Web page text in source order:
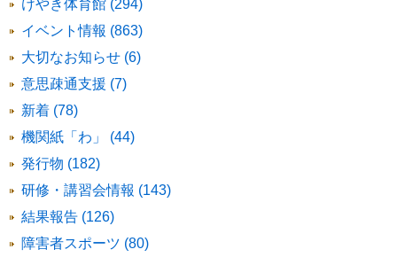
けやき体育館 (294)
イベント情報 (863)
大切なお知らせ (6)
意思疎通支援 (7)
新着 (78)
機関紙「わ」 (44)
発行物 (182)
研修・講習会情報 (143)
結果報告 (126)
障害者スポーツ (80)